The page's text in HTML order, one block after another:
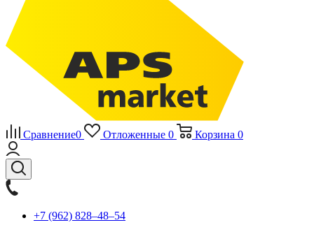
Сравнение0 Отложенные 0 Корзина 0
+7 (962) 828‒48‒54